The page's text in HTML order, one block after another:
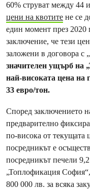
60% струват между 44
цени на квотите не се
един момент през 2020
заключение, че тези
заложени в договора с
значителен ущърб на
най-високата цена на
33 евро/тон.
Според заключението
предварително
по-висока от текущата
посредникът е
посредникът печели
„Топлофикация
800 000 лв. за всяка